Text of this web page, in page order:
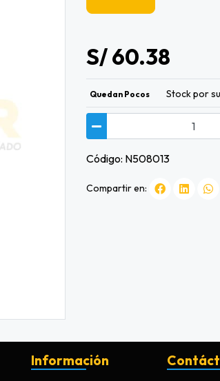
S/ 60.38
Quedan Pocos Stock por
Código: N508013
Compartir en:
Información